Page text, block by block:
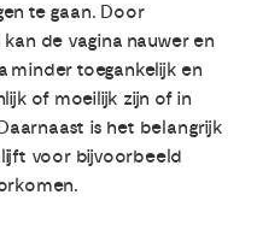
te gaan. Door
de vagina nauwer en
minder toegankelijk en
of moeilijk zijn of in
is het belangrijk
voor bijvoorbeeld